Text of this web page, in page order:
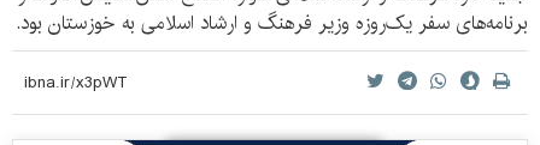
برنامه‌های سفر یک‌روزه وزیر فرهنگ و ارشاد اسلامی به خوزستان بود.